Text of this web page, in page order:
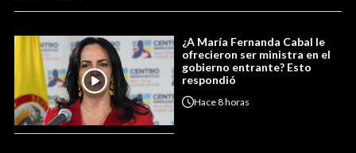
¿A María Fernanda Cabal le
ofrecieron ser ministra en el
gobierno entrante? Esto
respondió
Hace8 horas